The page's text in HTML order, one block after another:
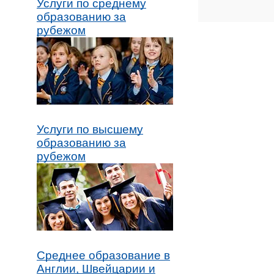
Услуги по среднему
образованию за
рубежом
Услуги по высшему
образованию за
рубежом
Среднее образование в
Англии, Швейцарии и